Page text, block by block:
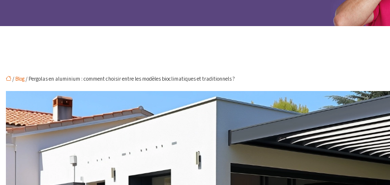
/ Blog/ Pergolas en aluminium : comment choisir entre les modèles bioclimatiques et traditionnels ?